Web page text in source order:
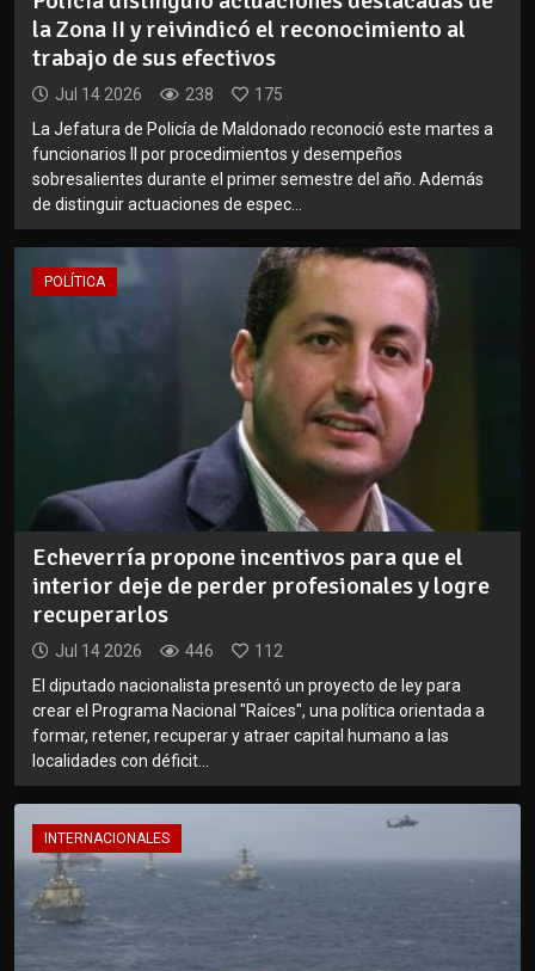
la Zona II y reivindicó el reconocimiento al
trabajo de sus efectivos
Jul 14 2026 238
175
La Jefatura de Policía de Maldonado reconoció este martes a
funcionarios II por procedimientos y desempeños
sobresalientes durante el primer semestre del año. Además
de distinguir actuaciones de espec...
POLÍTICA
Echeverría propone incentivos para que el
interior deje de perder profesionales y logre
recuperarlos
Jul 14 2026 446
112
El diputado nacionalista presentó un proyecto de ley para
crear el Programa Nacional "Raíces", una política orientada a
formar, retener, recuperar y atraer capital humano a las
localidades con déficit...
INTERNACIONALES